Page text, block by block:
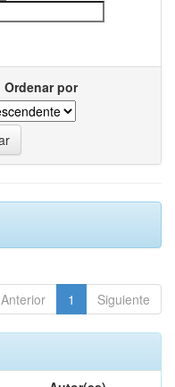
Ordenar por
Anterior 1 Siguiente